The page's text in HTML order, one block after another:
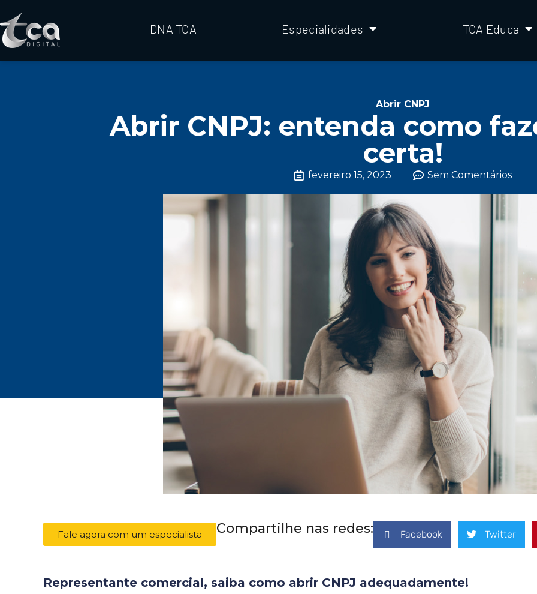
DNA TCA Especialidades TCA Educa
Abrir CNPJ
Abrir CNPJ: entenda como
certa!
fevereiro 15, 2023 Sem Comentários
Fale agora com um especialista Compartilhe nas redes: Facebook Twitter
Representante comercial, saiba como abrir CNPJ adequadamente!